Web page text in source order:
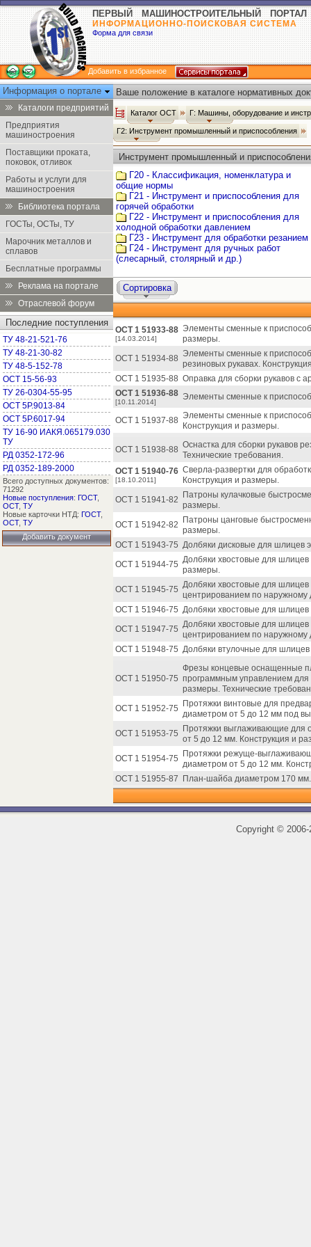
ПЕРВЫЙ МАШИНОСТРОИТЕЛЬНЫЙ ПОРТАЛ
ИНФОРМАЦИОННО-ПОИСКОВАЯ СИСТЕМА
Форма для связи
Добавить в избранное
Информация о портале
Каталоги предприятий
Предприятия
машиностроения
Поставщики проката,
поковок, отливок
Работы и услуги для
машиностроения
Библиотека портала
ГОСТы, ОСТы, ТУ
Марочник металлов и
сплавов
Бесплатные программы
Реклама на портале
Отраслевой форум
Последние поступления
ТУ 48-21-521-76
ТУ 48-21-30-82
ТУ 48-5-152-78
ОСТ 15-56-93
ТУ 26-0304-55-95
ОСТ 5Р.9013-84
ОСТ 5Р.6017-94
ТУ 16-90 ИАКЯ.065179.030
ТУ
РД 0352-172-96
РД 0352-189-2000
Всего доступных документов:
71292
Новые поступления: ГОСТ,
ОСТ, ТУ
Новые карточки НТД: ГОСТ,
ОСТ, ТУ
Добавить документ
Ваше положение в каталоге нормативных
Каталог ОСТ Г: Машины, оборудование и
Г2: Инструмент промышленный и приспособления
Инструмент промышленный и
Г20 - Классификация, номенклатура и
общие нормы
Г21 - Инструмент и приспособления для
горячей обработки
Г22 - Инструмент и приспособления для
холодной обработки давлением
Г23 - Инструмент для обработки резанием
Г24 - Инструмент для ручных работ
(слесарный, столярный и др.)
Сортировка
ОСТ 1 51933-88
[14.03.2014]
Элементы сменные к
размеры.
ОСТ 1 51934-88 Элементы сменные к
резиновых рукавах.
ОСТ 1 51935-88 Оправка для сборки рукавов с
ОСТ 1 51936-88
[10.11.2014]
Элементы сменные к
ОСТ 1 51937-88 Элементы сменные к
Конструкция и размеры.
ОСТ 1 51938-88 Оснастка для сборки рукавов
Технические требования.
ОСТ 1 51940-76
[18.10.2011]
Сверла-развертки для
Конструкция и размеры.
ОСТ 1 51941-82
Патроны кулачковые
размеры.
ОСТ 1 51942-82
Патроны цанговые
размеры.
ОСТ 1 51943-75 Долбяки дисковые для шлицев
ОСТ 1 51944-75 Долбяки хвостовые для шлицев
размеры.
ОСТ 1 51945-75 Долбяки хвостовые для шлицев
центрированием по наружному
ОСТ 1 51946-75 Долбяки хвостовые для
ОСТ 1 51947-75 Долбяки хвостовые для шлицев
центрированием по наружному
ОСТ 1 51948-75 Долбяки втулочные для
ОСТ 1 51950-75
Фрезы концевые оснащенные
программным управлением для
размеры. Технические
ОСТ 1 51952-75
Протяжки винтовые для
диаметром от 5 до 12 мм под
ОСТ 1 51953-75
Протяжки выглаживающие для
от 5 до 12 мм. Конструкция и
ОСТ 1 51954-75
Протяжки режуще-
диаметром от 5 до 12 мм.
ОСТ 1 51955-87
План-шайба диаметром 170
Copyright ©